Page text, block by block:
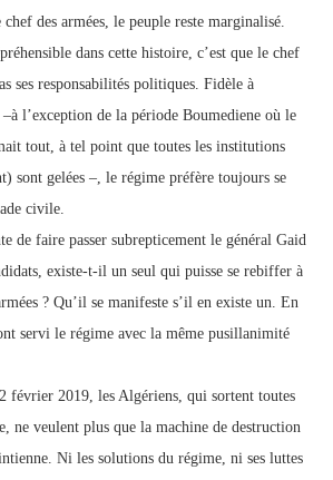
des armées, le peuple reste marginalisé.
dans cette histoire, c’est que le chef
ses responsabilités politiques. Fidèle à
l’exception de la période Boumediene où le
tout, à tel point que toutes les institutions
sont gelées –, le régime préfère toujours se
civile.
de faire passer subrepticement le général Gaid
existe-t-il un seul qui puisse se rebiffer à
? Qu’il se manifeste s’il en existe un. En
servi le régime avec la même pusillanimité
février 2019, les Algériens, qui sortent toutes
ne veulent plus que la machine de destruction
Ni les solutions du régime, ni ses luttes